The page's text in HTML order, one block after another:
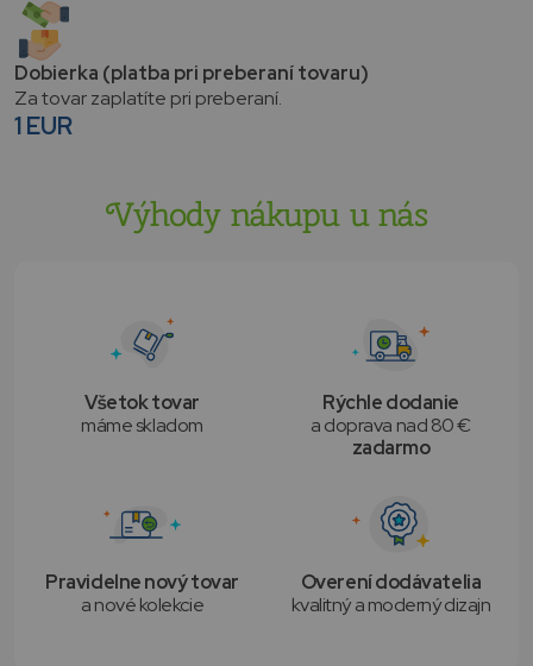
Dobierka (platba pri preberaní tovaru)
Za tovar zaplatíte pri preberaní.
1 EUR
Výhody nákupu u nás
Všetok tovar
máme skladom
Rýchle dodanie
a doprava nad 80 €
zadarmo
Pravidelne nový tovar
a nové kolekcie
Overení dodávatelia
kvalitný a moderný dizajn